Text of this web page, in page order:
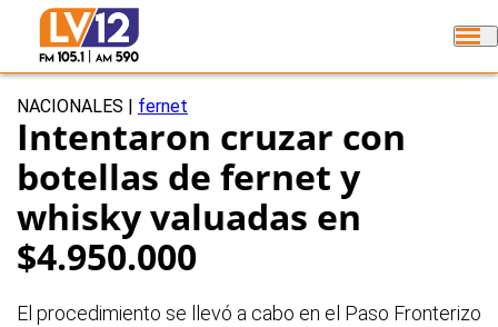
NACIONALES fernet
Intentaron cruzar con
botellas de fernet y
whisky valuadas en
$4.950.000
El procedimiento se llevó a cabo en el Paso Fronterizo